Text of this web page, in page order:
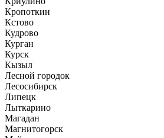
Кропоткин
Кстово
Кудрово
Курган
Курск
Кызыл
Лесной городок
Лесосибирск
Липецк
Лыткарино
Магадан
Магнитогорск